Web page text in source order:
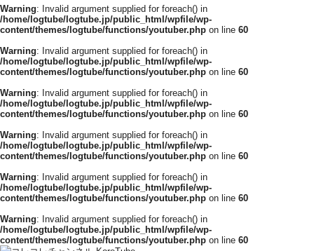
Warning: Invalid argument supplied for foreach() in
/home/logtube/logtube.jp/public_html/wpfile/wp-
content/themes/logtube/functions/youtuber.php on line 60
Warning: Invalid argument supplied for foreach() in
/home/logtube/logtube.jp/public_html/wpfile/wp-
content/themes/logtube/functions/youtuber.php on line 60
Warning: Invalid argument supplied for foreach() in
/home/logtube/logtube.jp/public_html/wpfile/wp-
content/themes/logtube/functions/youtuber.php on line 60
Warning: Invalid argument supplied for foreach() in
/home/logtube/logtube.jp/public_html/wpfile/wp-
content/themes/logtube/functions/youtuber.php on line 60
Warning: Invalid argument supplied for foreach() in
/home/logtube/logtube.jp/public_html/wpfile/wp-
content/themes/logtube/functions/youtuber.php on line 60
Warning: Invalid argument supplied for foreach() in
/home/logtube/logtube.jp/public_html/wpfile/wp-
content/themes/logtube/functions/youtuber.php on line 60